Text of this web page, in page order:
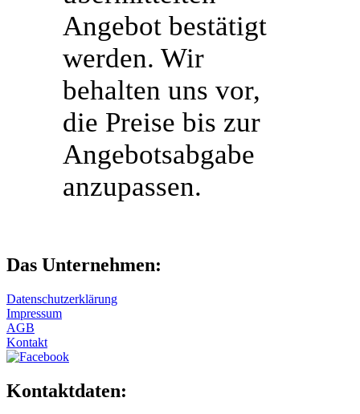
Angebot bestätigt
werden. Wir
behalten uns vor,
die Preise bis zur
Angebotsabgabe
anzupassen.
Das Unternehmen:
Datenschutzerklärung
Impressum
AGB
Kontakt
Kontaktdaten: